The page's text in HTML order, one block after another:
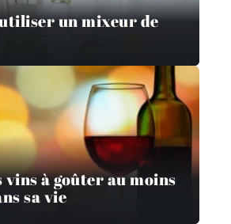
un mixeur de
vins à goûter au moins
sa vie